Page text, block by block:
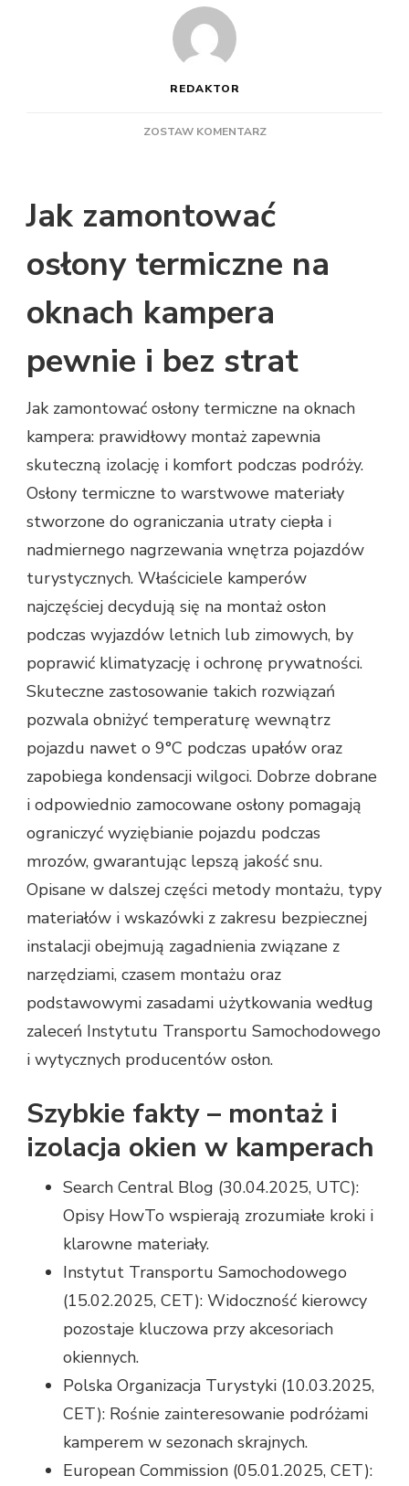
REDAKTOR
ZOSTAW KOMENTARZDO
TERMICZNE
NA
KAMPERA
SPRAWDZONE
METODY
Jak zamontować
osłony termiczne na
oknach kampera
pewnie i bez strat
Jak zamontować osłony termiczne na oknach
kampera: prawidłowy montaż zapewnia
skuteczną izolację i komfort podczas podróży.
Osłony termiczne to warstwowe materiały
stworzone do ograniczania utraty ciepła i
nadmiernego nagrzewania wnętrza pojazdów
turystycznych. Właściciele kamperów
najczęściej decydują się na montaż osłon
podczas wyjazdów letnich lub zimowych, by
poprawić klimatyzację i ochronę prywatności.
Skuteczne zastosowanie takich rozwiązań
pozwala obniżyć temperaturę wewnątrz
pojazdu nawet o 9°C podczas upałów oraz
zapobiega kondensacji wilgoci. Dobrze dobrane
i odpowiednio zamocowane osłony pomagają
ograniczyć wyziębianie pojazdu podczas
mrozów, gwarantując lepszą jakość snu.
Opisane w dalszej części metody montażu, typy
materiałów i wskazówki z zakresu bezpiecznej
instalacji obejmują zagadnienia związane z
narzędziami, czasem montażu oraz
podstawowymi zasadami użytkowania według
zaleceń Instytutu Transportu Samochodowego
i wytycznych producentów osłon.
Szybkie fakty – montaż i
izolacja okien w kamperach
Search Central Blog (30.04.2025, UTC):
Opisy HowTo wspierają zrozumiałe kroki i
klarowne materiały.
Instytut Transportu Samochodowego
(15.02.2025, CET): Widoczność kierowcy
pozostaje kluczowa przy akcesoriach
okiennych.
Polska Organizacja Turystyki (10.03.2025,
CET): Rośnie zainteresowanie podróżami
kamperem w sezonach skrajnych.
European Commission (05.01.2025, CET):